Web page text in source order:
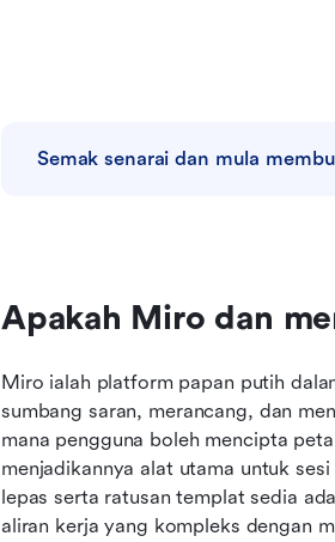
Semak senarai dan mula
Apakah Miro dan
Miro ialah platform papan putih
sumbang saran, merancang, dan
mana pengguna boleh mencipta
menjadikannya alat utama untuk
lepas serta ratusan templat sedia
aliran kerja yang kompleks dengan